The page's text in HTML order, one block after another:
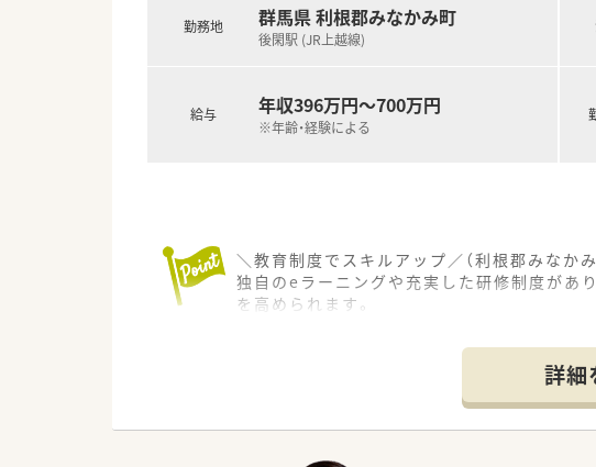
全店舗で地域連携薬局を目指している地域に
がん診療連携拠点病院等との密な連携を行い
高い専門性が求められる特殊な調剤に対応
本社から業界動向などの情報が常に発信さ
理由の1つです。
★安心して働ける環境と福利厚生制度
年間休日が「126日相当時間」と業界トップ
こうした働きやすい環境づくりに力を入れて
勤務地 群馬県 利根郡みなかみ町
後閑駅 (JR上越線)
給与 年収396万円～700万円
※年齢・経験による
＼教育制度でスキルアップ／（利根郡みなか
独自のeラーニングや充実した研修制度があ
を高められます。
■後閑駅からは車で15分ほどの閑静な住宅
■主な応需科目は内科と小児科で、1日あた
■現在は常勤の薬剤師が1名体制で日々の調
詳細